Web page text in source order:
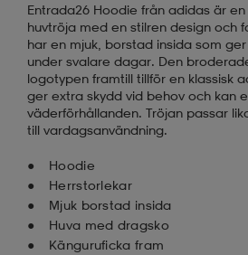
Entrada26 Hoodie från adidas är
huvtröja med en stilren design och
har en mjuk, borstad insida som
under svalare dagar. Den
logotypen framtill tillför en klassisk
ger extra skydd vid behov och kan
väderförhållanden. Tröjan passar
till vardagsanvändning.
Hoodie
Herrstorlekar
Mjuk borstad insida
Huva med dragsko
Känguruficka fram